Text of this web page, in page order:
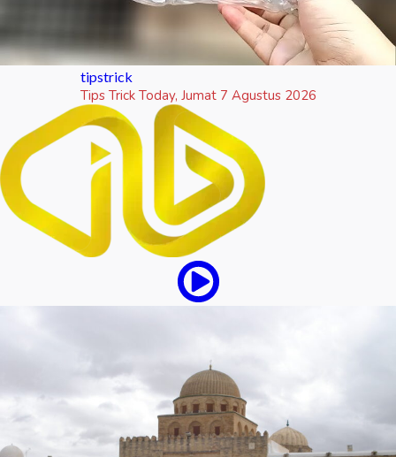
tipstrick
Tips Trick Today, Jumat 7 Agustus 2026